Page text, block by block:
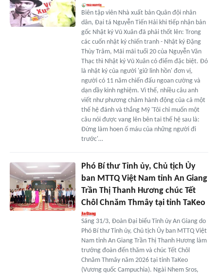
Biên tập viên Nhà xuất bản Quân đội nhân
dân, Đại tá Nguyễn Tiến Hải khi tiếp nhận bản
gốc Nhật ký Vũ Xuân đã phải thốt lên: Trong
các cuốn nhật ký chiến tranh - Nhật ký Đặng
Thùy Trâm, Mãi mãi tuổi 20 của Nguyễn Văn
Thạc thì Nhật ký Vũ Xuân có điểm đặc biệt. Đó
là nhật ký của người 'giữ linh hồn' đơn vị,
người có 11 năm chiến đấu ngoan cường và
dạn dầy kinh nghiệm. Vì thế, nhiều câu anh
viết như phương châm hành động của cả một
thế hệ đánh và thắng Mỹ 'Tôi chỉ muốn một
câu nói được vang lên bên tai thế hệ sau là:
Đừng làm hoen ố máu của những người đi
trước'…
Phó Bí thư Tỉnh ủy, Chủ tịch Ủy
ban MTTQ Việt Nam tỉnh An Giang
Trần Thị Thanh Hương chúc Tết
Chôl Chnăm Thmây tại tỉnh TaKeo
Sáng 31/3, Đoàn Đại biểu Tỉnh ủy An Giang do
Phó Bí thư Tỉnh ủy, Chủ tịch Ủy ban MTTQ Việt
Nam tỉnh An Giang Trần Thị Thanh Hương làm
trưởng đoàn đến thăm và chúc Tết Chôl
Chnăm Thmây năm 2026 tại tỉnh TaKeo
(Vương quốc Campuchia). Ngài Nhem Sros,